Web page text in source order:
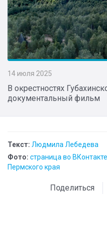
14 июля 2025
В окрестностях
документальный фильм
Текст: Людмила Лебедева
Фото: страница во
Пермского края
Поделиться